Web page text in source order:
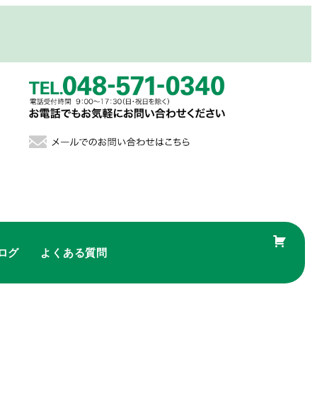
グ よくある質問